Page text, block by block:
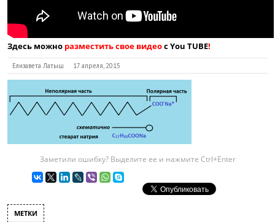
Здесь можно разместить свое видеос You TUBE!
Елизавета Латыш 17 апреля, 2015
Заметили ошибку? Выделите ее и нажмите Ctrl+Enter
МЕТКИ